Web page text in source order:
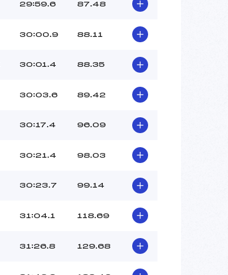
29:59.6 87.48
30:00.9 88.11
30:01.4 88.35
30:03.6 89.42
30:17.4 96.09
30:21.4 98.03
30:23.7 99.14
31:04.1 118.69
31:26.8 129.68